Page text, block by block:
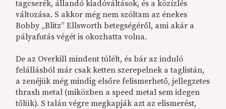
tagcserék, állandó kiadóváltások, és a közízlés
változása. S akkor még nem szóltam az énekes
Bobby „Blitz” Ellsworth betegségéről, ami akár a
pályafutás végét is okozhatta volna.
De az Overkill mindent túlélt, és bár az induló
felállásból már csak ketten szerepelnek a taglistán,
a zenéjük még mindig elsőre felismerhető, jellegzetes
thrash metal (miközben a speed metal sem idegen
tőlük). S talán végre megkapják azt az elismerést,